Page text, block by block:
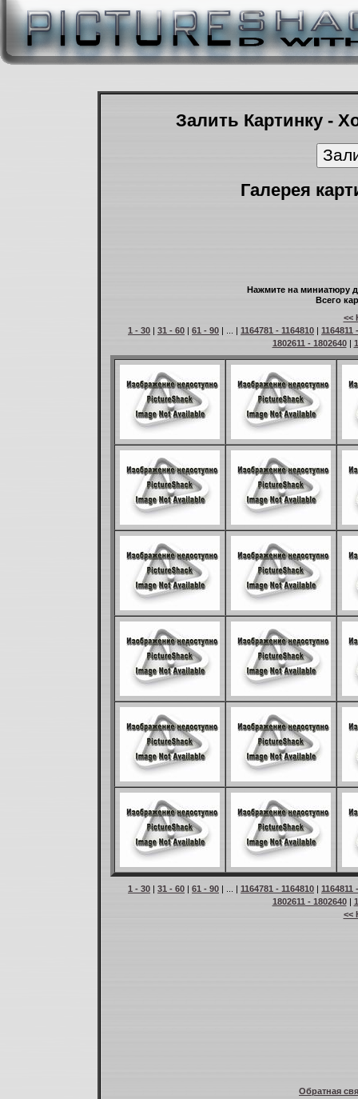
Залить Картинку -
Галерея
Нажмите на миниатюру
Всего
<<
1 - 30 | 31 - 60 | 61 - 90 | ... | 1164781 - 1164810 | 1164811
1802611 - 1802640|
1 - 30 | 31 - 60 | 61 - 90 | ... | 1164781 - 1164810 | 1164811
1802611 - 1802640|
<<
Обратная